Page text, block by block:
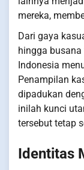
mereka,
Dari gaya
hingga
Indonesia
Penampilan
dipadukan
inilah kunci
tersebut tetap
Identitas